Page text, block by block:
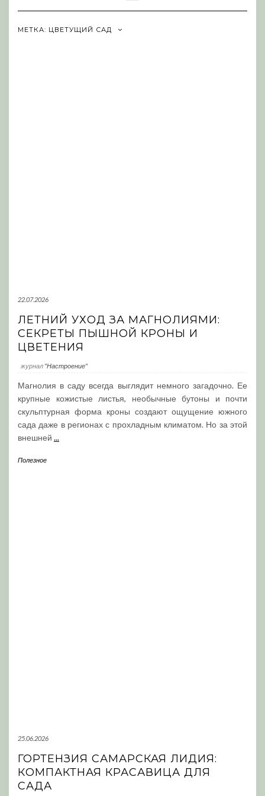
Navigation
МЕТКА: ЦВЕТУЩИЙ САД
22.07.2026
ЛЕТНИЙ УХОД ЗА МАГНОЛИЯМИ:
СЕКРЕТЫ ПЫШНОЙ КРОНЫ И
ЦВЕТЕНИЯ
журнал "Настроение"
Магнолия в саду всегда выглядит немного загадочно. Ее
крупные кожистые листья, необычные бутоны и почти
скульптурная форма кроны создают ощущение южного
сада даже в регионах с прохладным климатом. Но за этой
внешней ...
Полезное
25.06.2026
ГОРТЕНЗИЯ САМАРСКАЯ ЛИДИЯ:
КОМПАКТНАЯ КРАСАВИЦА ДЛЯ
САДА